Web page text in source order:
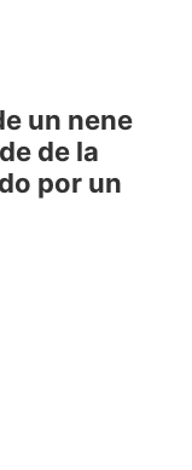
un nene
de la
por un